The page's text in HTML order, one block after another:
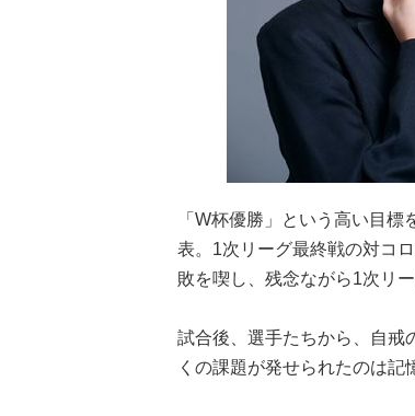
「W杯優勝」という高い目
表。1次リーグ最終戦の対コ
敗を喫し、残念ながら1次リ
試合後、選手たちから、自戒
くの課題が発せられたのは記